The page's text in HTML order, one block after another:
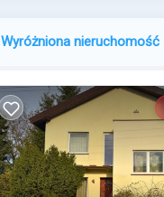
Wyróżniona nieruchomość